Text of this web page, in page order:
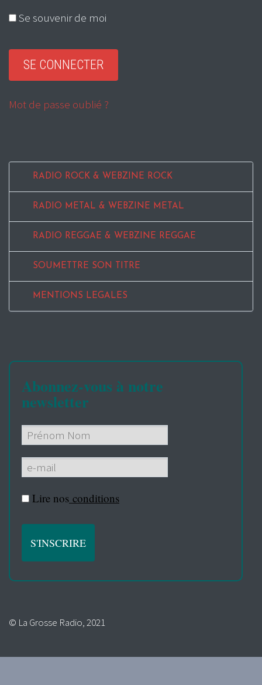
Se souvenir de moi
Mot de passe oublié ?
RADIO ROCK & WEBZINE ROCK
RADIO METAL & WEBZINE METAL
RADIO REGGAE & WEBZINE REGGAE
SOUMETTRE SON TITRE
MENTIONS LEGALES
Abonnez-vous à notre
newsletter
Lire nos conditions
© La Grosse Radio, 2021